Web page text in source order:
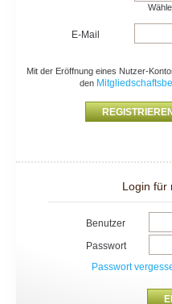
E-Mail
Mit der Eröffnung eines Nutzer-
den
Login für
Benutzer
Passwort
Passwort